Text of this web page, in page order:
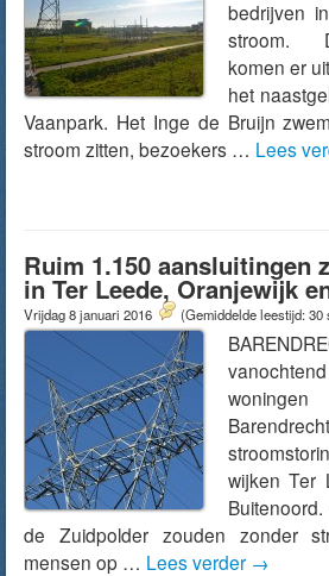
bedrijven
stroom.
komen er
het
Vaanpark. Het Inge de Bruijn
stroom zitten, bezoekers … Lees
Ruim 1.150 aansluitingen
in Ter Leede, Oranjewijk
Vrijdag 8 januari 2016 (Gemiddelde leestijd: 30
wijken Ter
de Zuidpolder zouden zonder
mensen op … Lees verder →